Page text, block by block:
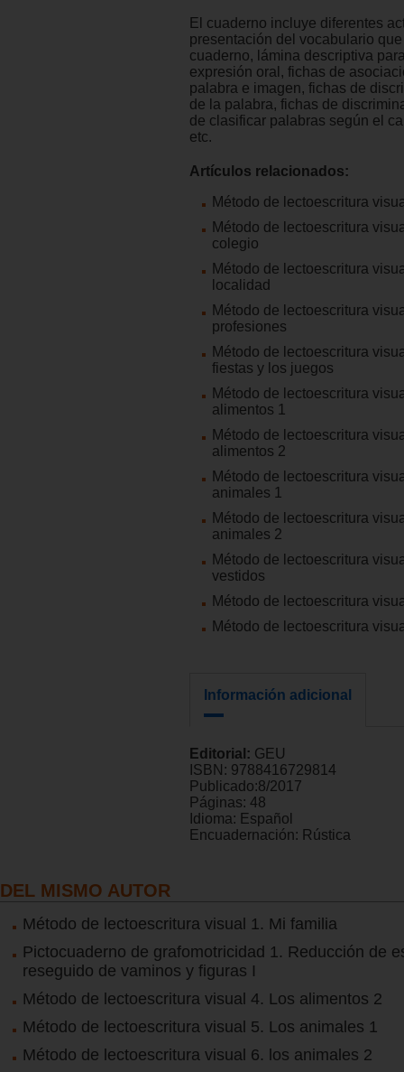
El cuaderno incluye diferentes
presentación del vocabulario
cuaderno, lámina descriptiva
expresión oral, fichas de
palabra e imagen, fichas de
de la palabra, fichas de
de clasificar palabras según el
etc.
Artículos relacionados:
Método de lectoescritura
Método de lectoescritura
colegio
Método de lectoescritura
localidad
Método de lectoescritura
profesiones
Método de lectoescritura
fiestas y los juegos
Método de lectoescritura
alimentos 1
Método de lectoescritura
alimentos 2
Método de lectoescritura
animales 1
Método de lectoescritura
animales 2
Método de lectoescritura
vestidos
Método de lectoescritura
Método de lectoescritura
Información adicional
Editorial: GEU
ISBN: 9788416729814
Publicado:8/2017
Páginas: 48
Idioma: Español
Encuadernación: Rústica
DEL MISMO AUTOR
Método de lectoescritura visual 1. Mi familia
Pictocuaderno de grafomotricidad 1. Reducción de
reseguido de vaminos y figuras I
Método de lectoescritura visual 4. Los alimentos 2
Método de lectoescritura visual 5. Los animales 1
Método de lectoescritura visual 6. los animales 2